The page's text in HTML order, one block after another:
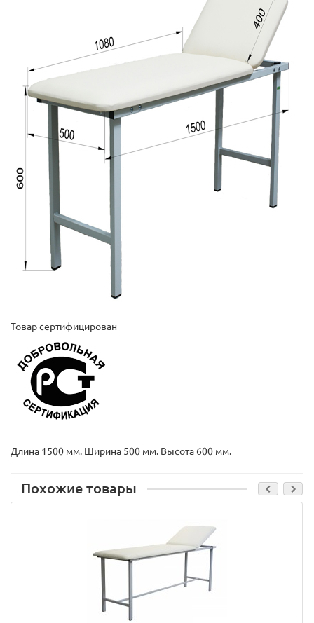
Товар сертифицирован
Длина 1500 мм. Ширина 500 мм. Высота 600 мм.
Похожие товары